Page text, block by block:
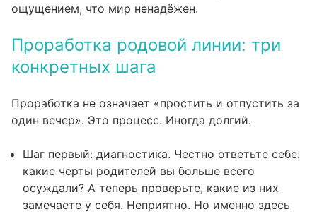
ощущением, что мир ненадёжен.
Проработка родовой линии: три
конкретных шага
Проработка не означает «простить и отпустить за
один вечер». Это процесс. Иногда долгий.
Шаг первый: диагностика. Честно ответьте себе:
какие черты родителей вы больше всего
осуждали? А теперь проверьте, какие из них
замечаете у себя. Неприятно. Но именно здесь